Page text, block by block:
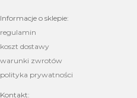
Informacje o sklepie:
regulamin
koszt dostawy
warunki zwrotów
polityka prywatności
Kontakt: